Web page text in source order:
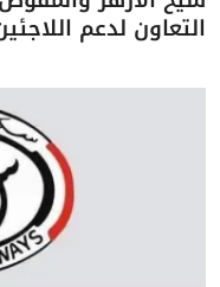
التعاون لدعم